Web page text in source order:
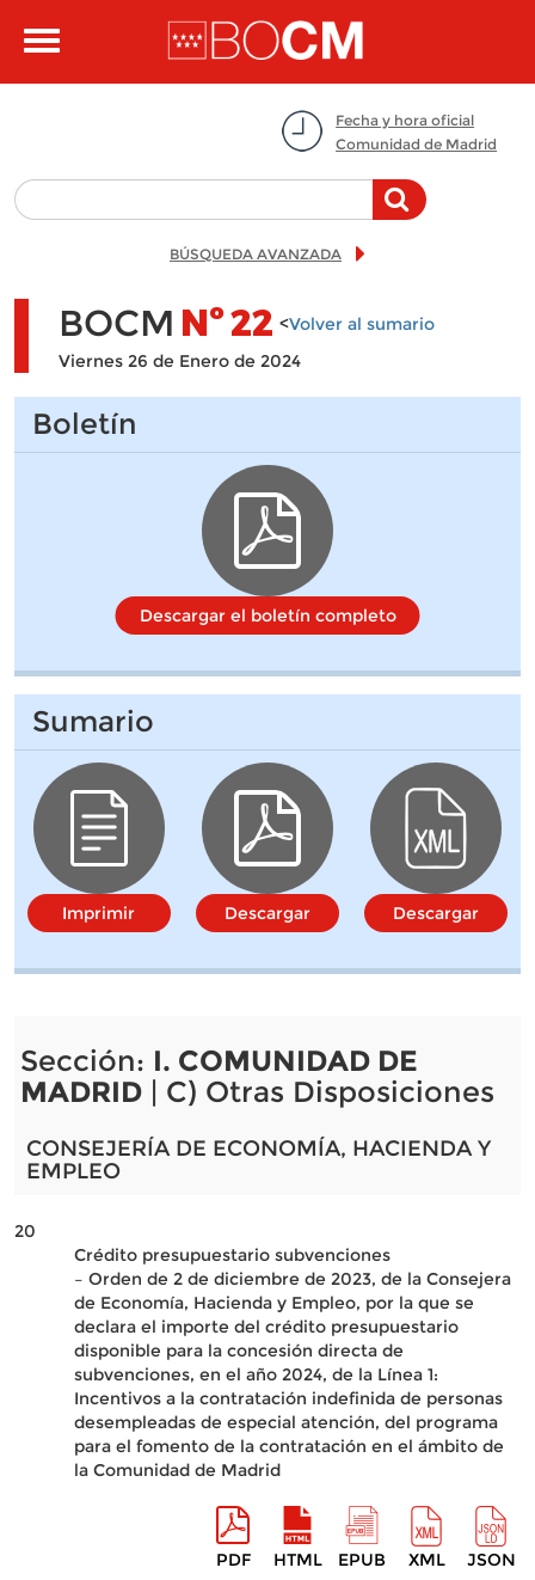
Toggle
Fecha y hora oficial
Comunidad de Madrid
BÚSQUEDA AVANZADA
BOCM Nº22 <Volver al sumario
Viernes 26 de Enero de 2024
Boletín
Descargar el boletín completo
Sumario
Imprimir Descargar Descargar
Sección: I. COMUNIDAD DE
MADRID| C) Otras Disposiciones
CONSEJERÍA DE ECONOMÍA, HACIENDA Y
EMPLEO
20
Crédito presupuestario subvenciones
– Orden de 2 de diciembre de 2023, de la Consejera
de Economía, Hacienda y Empleo, por la que se
declara el importe del crédito presupuestario
disponible para la concesión directa de
subvenciones, en el año 2024, de la Línea 1:
Incentivos a la contratación indefinida de personas
desempleadas de especial atención, del programa
para el fomento de la contratación en el ámbito de
la Comunidad de Madrid
PDF HTML EPUB XML JSON